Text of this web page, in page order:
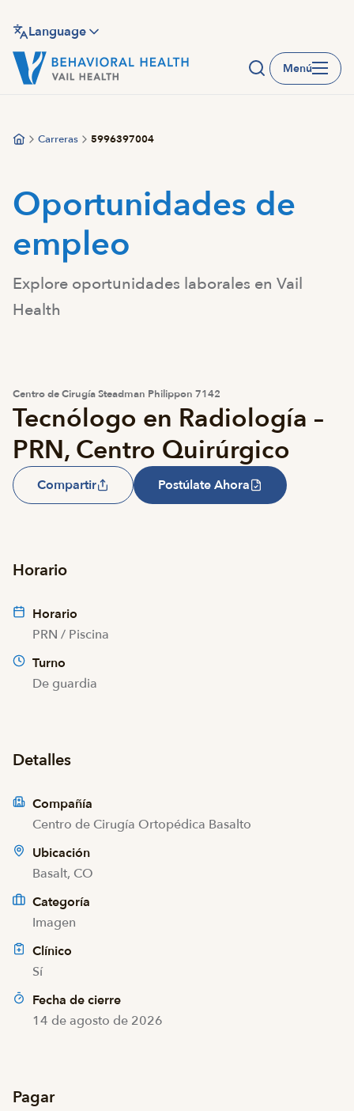
contenido
principal
Language
Menú
Carreras 5996397004
Oportunidades de
empleo
Explore oportunidades laborales en Vail
Health
Centro de Cirugía Steadman Philippon 7142
Tecnólogo en Radiología –
PRN, Centro Quirúrgico
Compartir Postúlate Ahora
Horario
Horario
PRN / Piscina
Turno
De guardia
Detalles
Compañía
Centro de Cirugía Ortopédica Basalto
Ubicación
Basalt, CO
Categoría
Imagen
Clínico
Sí
Fecha de cierre
14 de agosto de 2026
Pagar